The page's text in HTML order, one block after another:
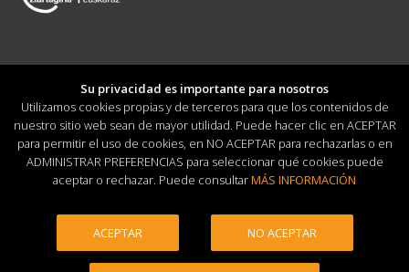
(0034) 943 369 609 · info@garbitania.eus
Buzón anticorrupción
Su privacidad es importante para nosotros
Utilizamos cookies propias y de terceros para que los contenidos de
nuestro sitio web sean de mayor utilidad. Puede hacer clic en ACEPTAR
para permitir el uso de cookies, en NO ACEPTAR para rechazarlas o en
ADMINISTRAR PREFERENCIAS para seleccionar qué cookies puede
aceptar o rechazar. Puede consultarMÁS INFORMACIÓN
ACEPTAR NO ACEPTAR